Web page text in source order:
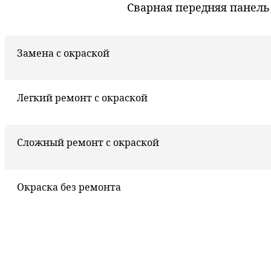
Сварная передняя панель
Замена с окраской
Легкий ремонт с окраской
Сложный ремонт с окраской
Окраска без ремонта